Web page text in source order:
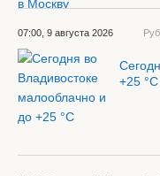
07:00, 9 августа 2026
+25 °С